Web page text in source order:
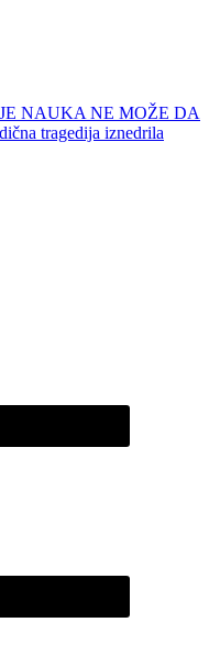
NAUKA NE MOŽE DA
tragedija iznedrila